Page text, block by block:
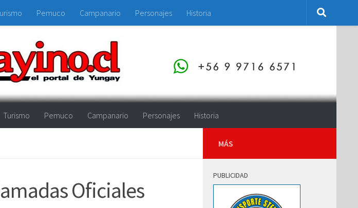
Pemuco Campanario Personajes Historia
Turismo Pemuco Campanario Personajes Historia
Oficiales
MÁS
PUBLICIDAD